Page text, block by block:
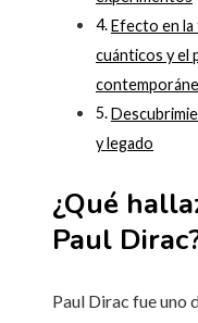
Efecto en la
cuánticos y el
y legado
¿Qué
Paul
Paul Dirac fue uno